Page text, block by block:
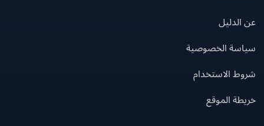
الخصوصية
الاستخدام
الموقع